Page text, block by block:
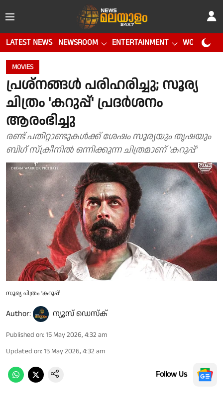
LATEST NEWS NEWSROOM ENTERTAINMENT WORLD CUP
MOVIES
പ്രശ്നങ്ങൾ പരിഹരിച്ചു; സൂര്യ
ചിത്രം 'കറുപ്പ്' പ്രദർശനം
ആരംഭിച്ചു
രണ്ട് പതിറ്റാണ്ടുകൾക്ക് ശേഷം സൂര്യയും തൃഷയും
ബിഗ് സ്ക്രീനിൽ ഒന്നിക്കുന്ന ചിത്രമാണ് 'കറുപ്പ്'
സൂര്യ ചിത്രം 'കറുപ്പ്'
Author: ന്യൂസ് ഡെസ്ക്
Published on: 15 May 2026, 4:32 am
Updated on: 15 May 2026, 4:32 am
Follow Us